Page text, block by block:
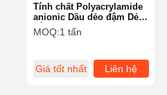
Tính chất Polyacrylamide
anionic Dầu dẻo đậm Dẻo
cắt giảm kéo và phân tán
MOQ:1 tấn
Giá tốt nhất Liên hệ